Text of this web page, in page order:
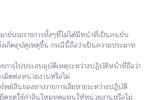
าขับรถราชการทั้งๆที่ไม่ได้มีหน้าที่เป็นคนขับ
เกิดอุบัตุเหตุขึ้น กรณีนี้ถือว่าเป็นความประมาท
การไปประสบอุบัติเหตุระหว่างปฏิบัติหน้าที่ถือว่า
เมิดต่อหน่วยงานหรือไม่
พย์สินของทางราชการเสียหายระหว่างปฏิบัติ
ดชดใช้ค่าสินไหมทดแทนให้หน่วยงานหรือไม่